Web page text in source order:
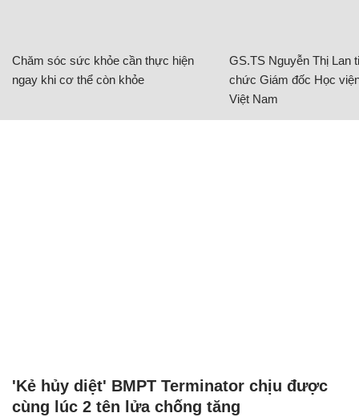
Chăm sóc sức khỏe cần thực hiện
ngay khi cơ thể còn khỏe
GS.TS Nguyễn Thị Lan
chức Giám đốc Học
Việt Nam
'Kẻ hủy diệt' BMPT Terminator chịu được
cùng lúc 2 tên lửa chống tăng